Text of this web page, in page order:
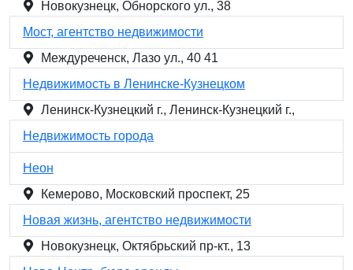
Новокузнецк, Обнорского ул., 38
Мост, агентство недвижимости
Междуреченск, Лазо ул., 40 41
Недвижимость в Ленинске-Кузнецком
Ленинск-Кузнецкий г., Ленинск-Кузнецкий г.,
Недвижимость города
Неон
Кемерово, Московский проспект, 25
Новая жизнь, агентство недвижимости
Новокузнецк, Октябрьский пр-кт., 13